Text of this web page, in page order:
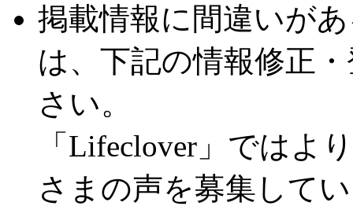
掲載情報に間違いが
は、下記の情報修正
さい。
「Lifeclover」ではよ
さまの声を募集して